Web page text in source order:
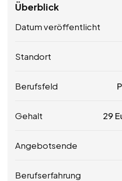
Überblick
Datum veröffentlicht
Standort
Berufsfeld
Gehalt 29
Angebotsende
Berufserfahrung